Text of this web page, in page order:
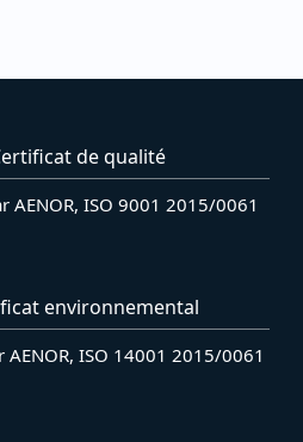
de qualité
AENOR, ISO 9001 2015/0061
environnemental
AENOR, ISO 14001 2015/0061